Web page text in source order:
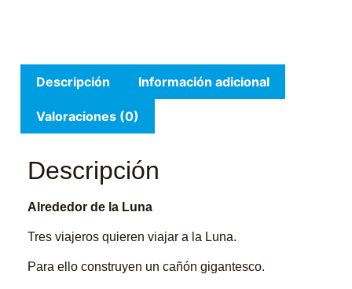
Descripción Información adicional
Valoraciones (0)
Descripción
Alrededor de la Luna
Tres viajeros quieren viajar a la Luna.
Para ello construyen un cañón gigantesco.